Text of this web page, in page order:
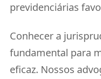
previdenciárias
Conhecer a
fundamental para
eficaz. Nossos